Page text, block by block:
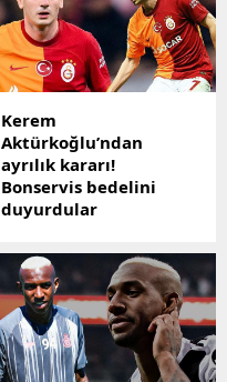
Sarı-lacivertlilerin
gündemine bu
doğrultuda sürpriz bir
ismin geldiği öğrenildi.
Kerem
Aktürkoğlu’ndan
ayrılık kararı!
Bonservis bedelini
duyurdular
oyuncusu Kerem
Aktürkoğlu'nun yaz
aylarında Galatasaray'dan
ayrılmayı düşündüğü
ifade edildi. Alman basını
yıldız oyuncunun